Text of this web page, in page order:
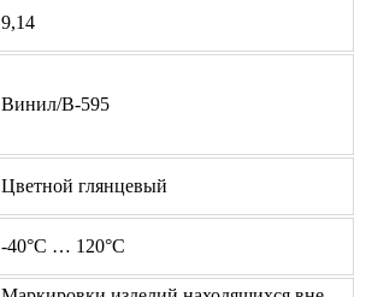
9,14
Винил/В-595
Цветной глянцевый
-40°C … 120°C